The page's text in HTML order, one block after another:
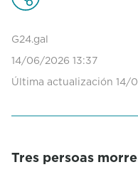
G24.gal
14/06/2026 13:37
Última actualización 14/
Tres persoas